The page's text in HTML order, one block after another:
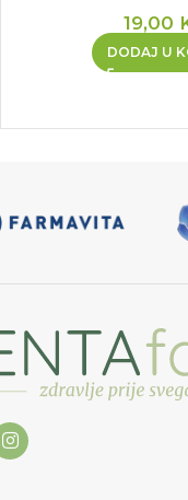
19,00
DODAJ U